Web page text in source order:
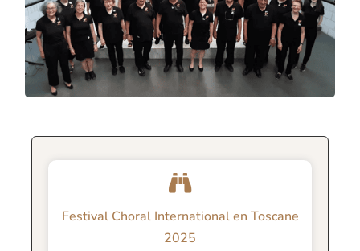
Festival Choral International en Toscane
2025